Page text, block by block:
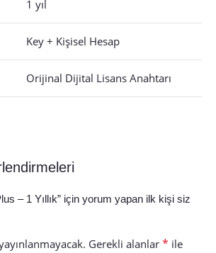
1 yıl
Key + Kişisel Hesap
Orijinal Dijital Lisans Anahtarı
– 1 Yıllık” için yorum yapan ilk kişi siz
Gerekli alanlar * ile